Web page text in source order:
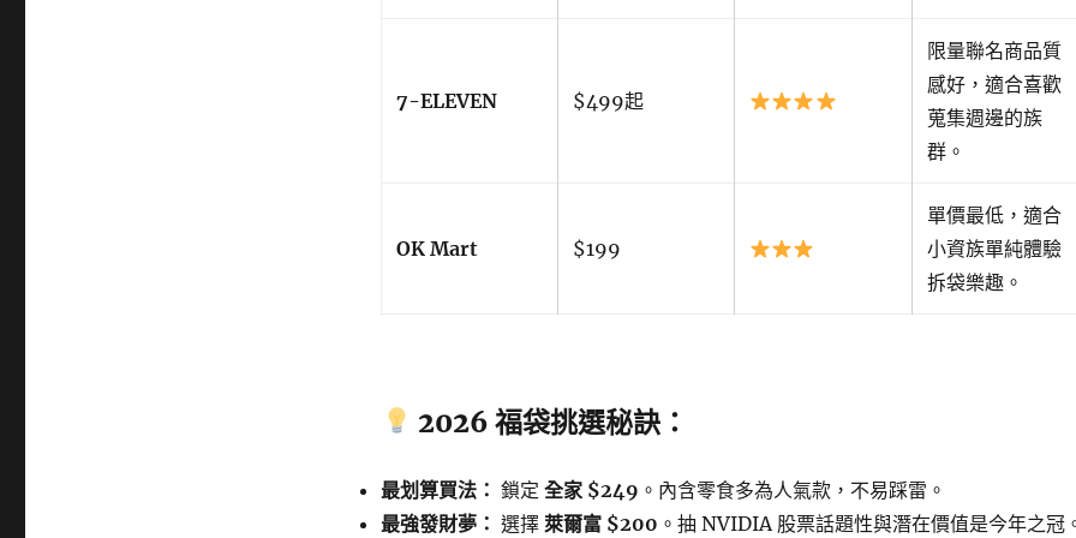
7-ELEVEN $499起
限量聯名商品質
感好，適合喜歡
蒐集週邊的族
群。
OK Mart $199
單價最低，適合
小資族單純體驗
拆袋樂趣。
2026 福袋挑選秘訣：
最划算買法： 鎖定 全家 $249 。內含零食多為人氣款，不易踩雷。
最強發財夢： 選擇 萊爾富 $200 。抽 NVIDIA 股票話題性與潛在價值是今年之冠